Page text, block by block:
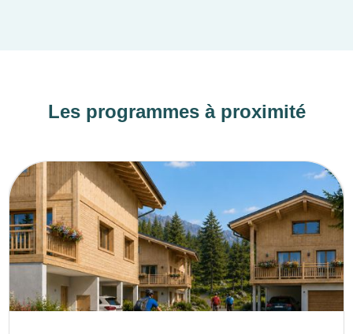
Les programmes à proximité